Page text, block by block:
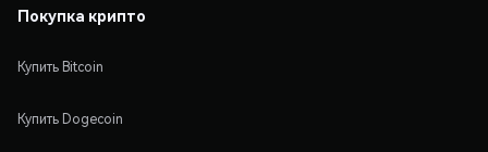
Покупка крипто
Купить Bitcoin
Купить Dogecoin